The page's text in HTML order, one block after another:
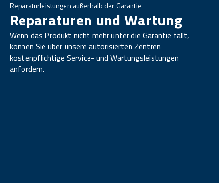
Reparaturleistungen außerhalb der Garantie
Reparaturen und Wartung
Wenn das Produkt nicht mehr unter die Garantie fällt,
können Sie über unsere autorisierten Zentren
kostenpflichtige Service- und Wartungsleistungen
anfordern.